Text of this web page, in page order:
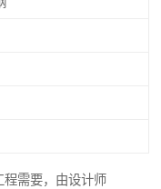
需要，由设计师